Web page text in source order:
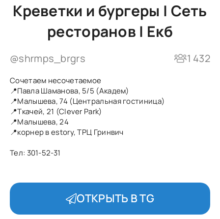
Креветки и бургеры | Сеть
ресторанов | Екб
@shrmps_brgrs 1 432
Сочетаем несочетаемое
📍Павла Шаманова, 5/5 (Академ)
📍Малышева, 74 (Центральная гостиница)
📍Ткачей, 21 (Clever Park)
📍Малышева, 24
📍корнер в estory, ТРЦ Гринвич
Тел: 301-52-31
ОТКРЫТЬ В TG